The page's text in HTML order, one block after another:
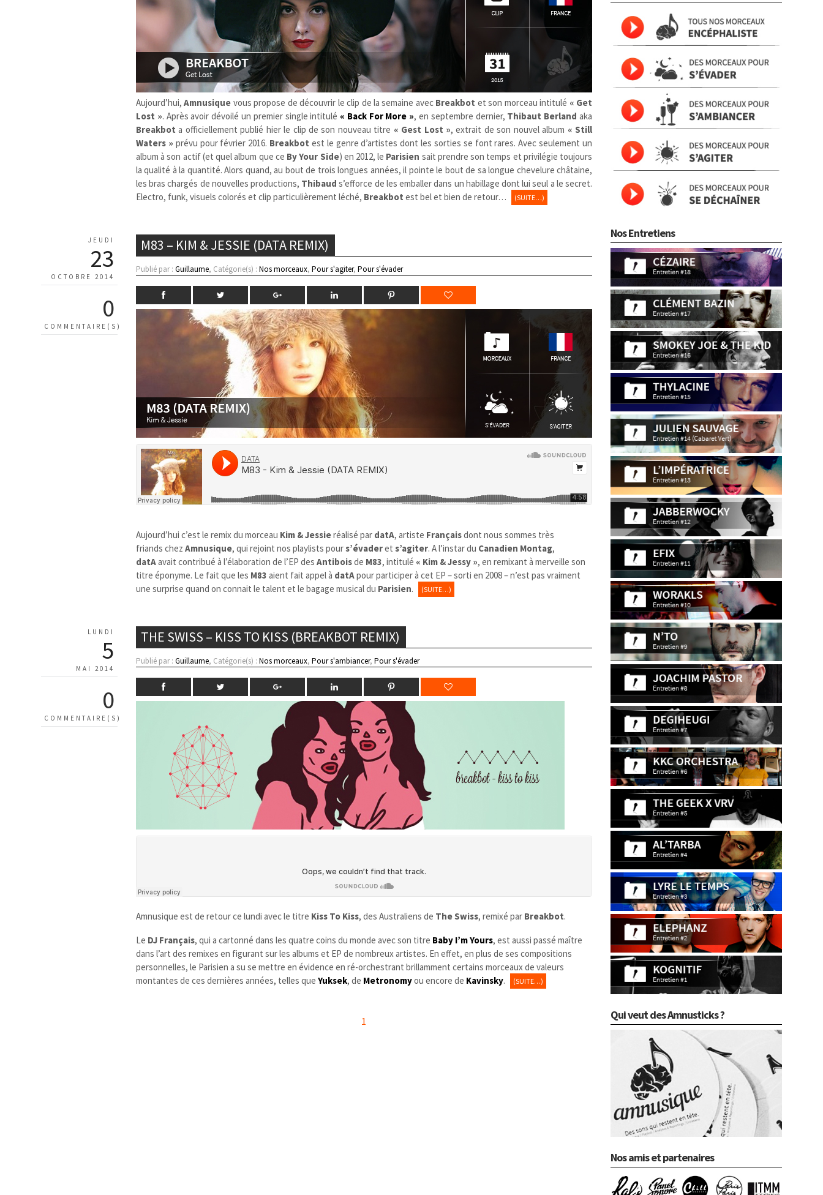
Aujourd’hui,Amnusique vous propose de découvrir le clip de la semaine avec Breakbot et son morceau intitulé « Get
Lost ». Après avoir dévoilé un premier single intitulé « Back For More », en septembre dernier, Thibaut Berland aka
Breakbot a officiellement publié hier le clip de son nouveau titre « Gest Lost », extrait de son nouvel album « Still
Waters » prévu pour février 2016. Breakbot est le genre d’artistes dont les sorties se font rares. Avec seulement un
album à son actif (et quel album que ce By Your Side) en 2012, le Parisien sait prendre son temps et privilégie toujours
la qualité à la quantité. Alors quand, au bout de trois longues années, il pointe le bout de sa longue chevelure châtaine,
les bras chargés de nouvelles productions, Thibaud s’efforce de les emballer dans un habillage dont lui seul a le secret.
Electro, funk, visuels colorés et clip particulièrement léché, Breakbot est bel et bien de retour… (SUITE…)
JEUDI
23
OCTOBRE 2014
0
COMMENTAIRE(S)
M83 – KIM & JESSIE (DATA REMIX)
Publié par :Guillaume, Catégorie(s) :Nos morceaux,Pour s'agiter,Pour s'évader
Aujourd’hui c’est le remix du morceau Kim & Jessieréalisé par datA, artiste Françaisdont nous sommes très
friands chezAmnusique, qui rejoint nos playlists pours’évaderets’agiter. A l’instar du Canadien Montag,
datAavait contribué à l’élaboration de l’EP desAntiboisde M83, intitulé « Kim & Jessy », en remixant à merveille son
titre éponyme. Le fait que les M83 aient fait appel à datApour participer à cet EP – sorti en 2008 – n’est pas vraiment
une surprise quand on connait le talent et le bagage musical du Parisien. (SUITE…)
LUNDI
5
MAI 2014
0
COMMENTAIRE(S)
THE SWISS – KISS TO KISS (BREAKBOT REMIX)
Publié par :Guillaume, Catégorie(s) :Nos morceaux,Pour s'ambiancer,Pour s'évader
Amnusique est de retour ce lundi avec le titre Kiss To Kiss, des Australiens de The Swiss, remixé par Breakbot.
Le DJ Français, qui a cartonné dans les quatre coins du monde avec son titre Baby I’m Yours, est aussi passé maître
dans l’art des remixes en figurant sur les albums et EP de nombreux artistes. En effet, en plus de ses compositions
personnelles, le Parisien a su se mettre en évidence en ré-orchestrant brillamment certains morceaux de valeurs
montantes de ces dernières années, telles queYuksek, de Metronomyou encore de Kavinsky. (SUITE…)
1
Nos Entretiens
Qui veut des Amnusticks ?
Nos amis et partenaires